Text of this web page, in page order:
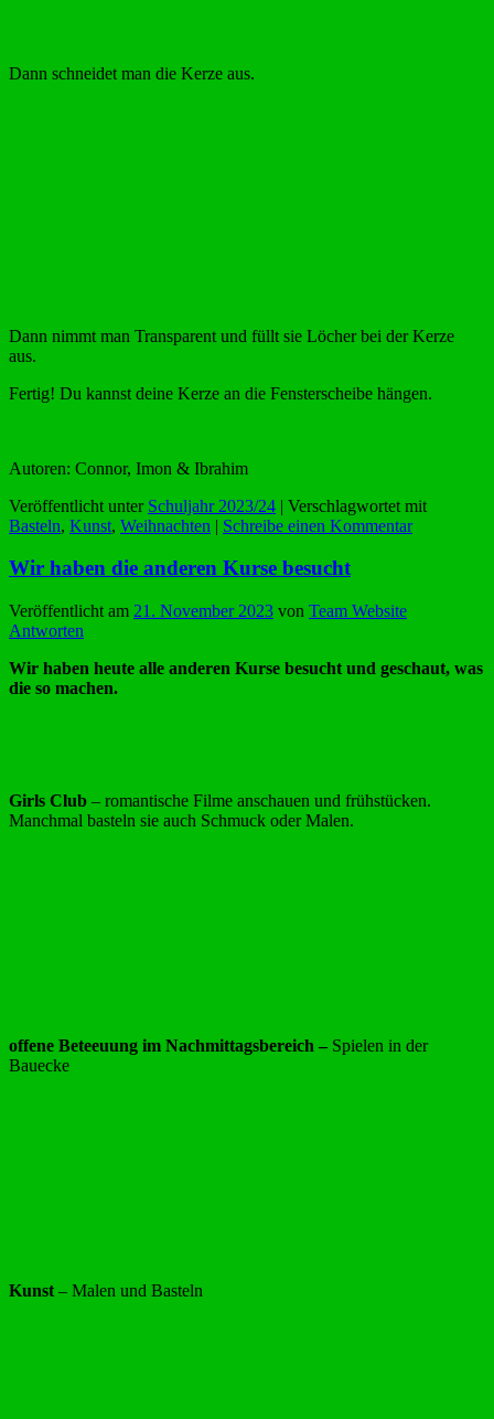
Dann schneidet man die Kerze aus.
Dann nimmt man Transparent und füllt sie Löcher bei der Kerze
aus.
Fertig! Du kannst deine Kerze an die Fensterscheibe hängen.
Autoren: Connor, Imon & Ibrahim
Veröffentlicht unter Schuljahr 2023/24 | Verschlagwortet mit
Basteln, Kunst, Weihnachten | Schreibe einen Kommentar
Wir haben die anderen Kurse besucht
Veröffentlicht am 21. November 2023 von Team Website
Antworten
Wir haben heute alle anderen Kurse besucht und geschaut, was
die so machen.
Girls Club – romantische Filme anschauen und frühstücken.
Manchmal basteln sie auch Schmuck oder Malen.
offene Beteeuung im Nachmittagsbereich – Spielen in der
Bauecke
Kunst – Malen und Basteln